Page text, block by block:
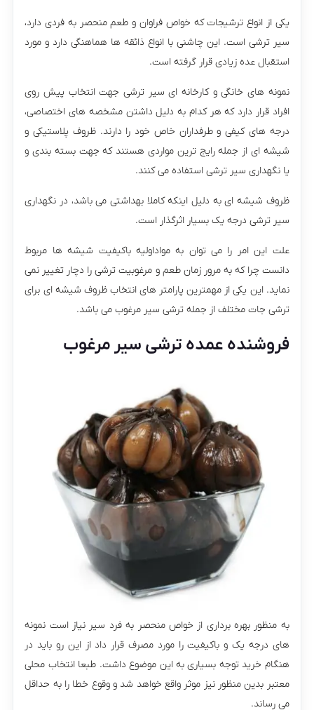
یکی از انواع ترشیجات که خواص فراوان و طعم منحصر به فردی دارد،
سیر ترشی است. این چاشنی با انواع ذائقه ها هماهنگی دارد و مورد
استقبال عده زیادی قرار گرفته است.
نمونه های خانگی و کارخانه ای سیر ترشی جهت انتخاب پیش روی
افراد قرار دارد که هر کدام به دلیل داشتن مشخصه های اختصاصی،
درجه های کیفی و طرفداران خاص خود را دارند.ظروف پلاستیکی و
شیشه ای از جمله رایج ترین مواردی هستند که جهت بسته بندی و
یا نگهداری سیر ترشی استفاده می کنند.
ظروف شیشه ای به دلیل اینکه کاملا بهداشتی می باشد، در نگهداری
سیر ترشی درجه یک بسیار اثرگذار است.
علت این امر را می توان به مواد‌اولیه باکیفیت شیشه ها مربوط
دانست چرا که به مرور زمان طعم و مرغوبیت ترشی را دچار تغییر نمی
نماید. این یکی از مهمترین پارامتر های انتخاب ظروف شیشه ای برای
ترشی جات مختلف از جمله ترشی سیر مرغوب می باشد.
فروشنده عمده ترشی سیر مرغوب
به منظور بهره برداری از خواص منحصر به فرد سیر نیاز است نمونه
های درجه یک و باکیفیت را مورد مصرف قرار داد از این رو باید در
هنگام خرید توجه بسیاری به این موضوع داشت. طبعا انتخاب محلی
معتبر بدین منظور نیز موثر واقع خواهد شد و وقوع خطا را به حداقل
می رساند.